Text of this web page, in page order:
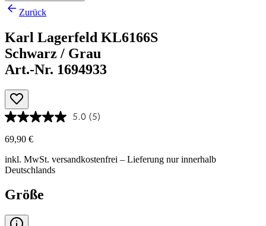
Zurück
Karl Lagerfeld KL6166S
Schwarz / Grau
Art.-Nr. 1694933
5.0 (5)
69,90 €
inkl. MwSt. versandkostenfrei – Lieferung nur innerhalb
Deutschlands
Größe